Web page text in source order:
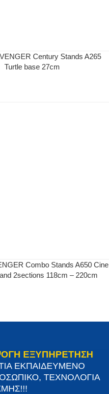
Century Stands A265
Turtle base 27cm
Combo Stands A650 Cine
2sections 118cm – 220cm
ΕΞΥΠΗΡΕΤΗΣΗ
ΕΚΠΑΙΔΕΥΜΕΝΟ
ΤΕΧΝΟΛΟΓΙΑ